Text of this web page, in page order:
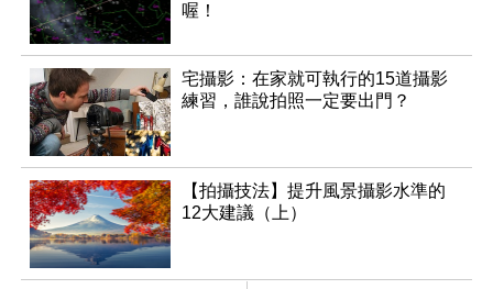
喔！
宅攝影：在家就可執行的15道攝影
練習，誰說拍照一定要出門？
【拍攝技法】提升風景攝影水準的
12大建議（上）